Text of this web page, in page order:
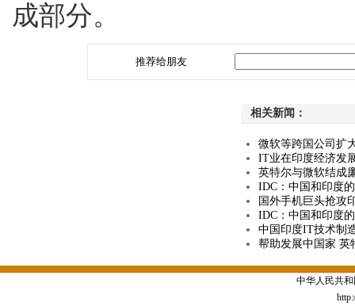
成部分。
推荐给朋友
相关新闻：
微软等跨国公司扩
IT业在印度经济发
英特尔与微软结成
IDC：中国和印度
国外手机巨头抢攻
IDC：中国和印度
中国印度IT技术制
帮助发展中国家 英
中华人民共